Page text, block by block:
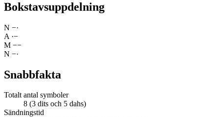
Bokstavsuppdelning
N −·
A ·−
M −−
N −·
Snabbfakta
Totalt antal symboler
8 (3 dits och 5 dahs)
Sändningstid